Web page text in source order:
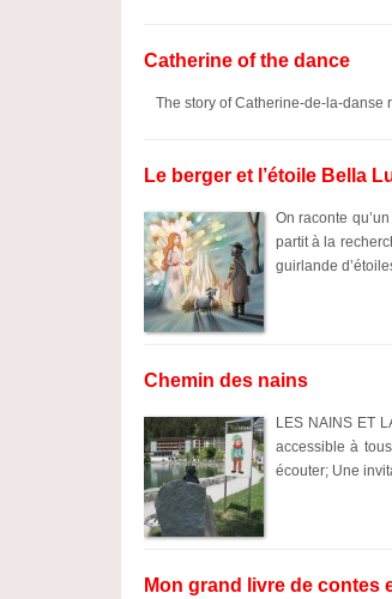
Catherine of the dance
The story of Catherine-de-la-danse
Le berger et l’étoile Bella
On raconte
partit à la
guirlande
Chemin des nains
LES NAINS ET
accessible à
écouter; Une
Mon grand livre de contes